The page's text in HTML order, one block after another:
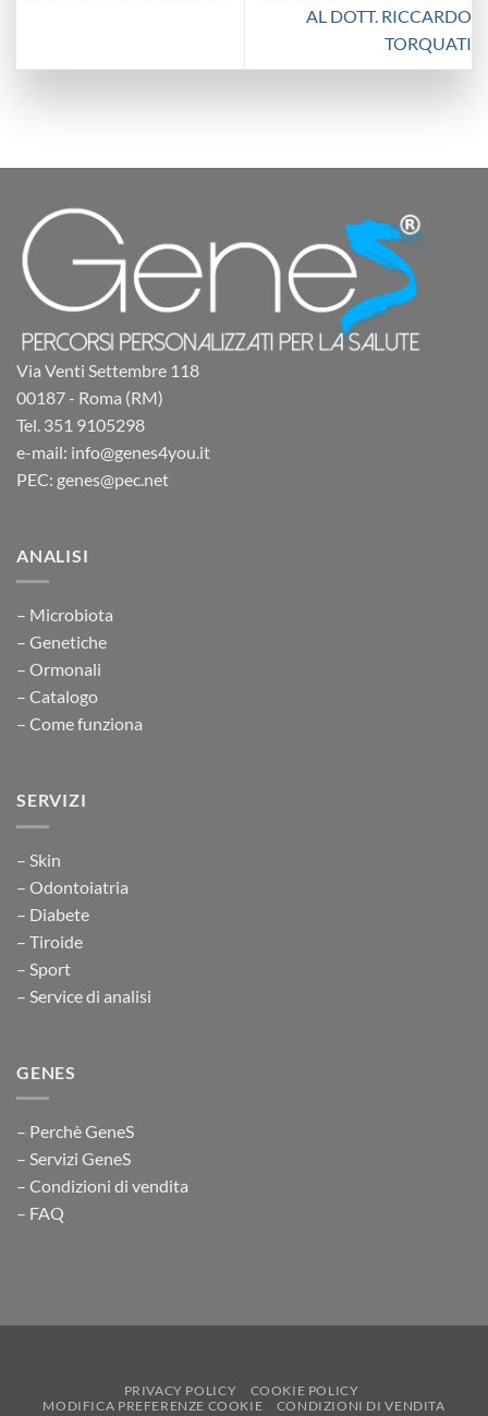
AL DOTT. RICCARDO
TORQUATI
Via Venti Settembre 118
00187 - Roma (RM)
Tel. 351 9105298
e-mail: info@genes4you.it
PEC: genes@pec.net
ANALISI
– Microbiota
– Genetiche
– Ormonali
– Catalogo
– Come funziona
SERVIZI
– Skin
– Odontoiatria
– Diabete
– Tiroide
– Sport
– Service di analisi
GENES
– Perchè GeneS
– Servizi GeneS
– Condizioni di vendita
– FAQ
PRIVACY POLICY
COOKIE POLICY
MODIFICA PREFERENZE COOKIE
CONDIZIONI DI VENDITA